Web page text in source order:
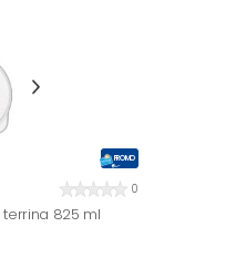
PROMO
0
terrina 825 ml